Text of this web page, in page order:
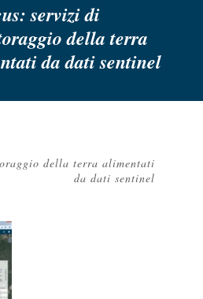
servizi di
della terra
da dati sentinel
della terra alimentati
da dati sentinel